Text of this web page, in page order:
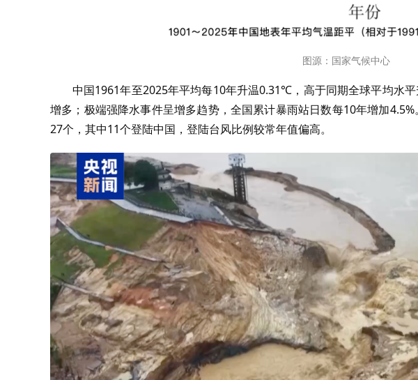
图源：国家气候中心
中国1961年至2025年平均每10年升温0.31℃，高于同期全球平均水
增多；极端强降水事件呈增多趋势，全国累计暴雨站日数每10年增加
27个，其中11个登陆中国，登陆台风比例较常年值偏高。